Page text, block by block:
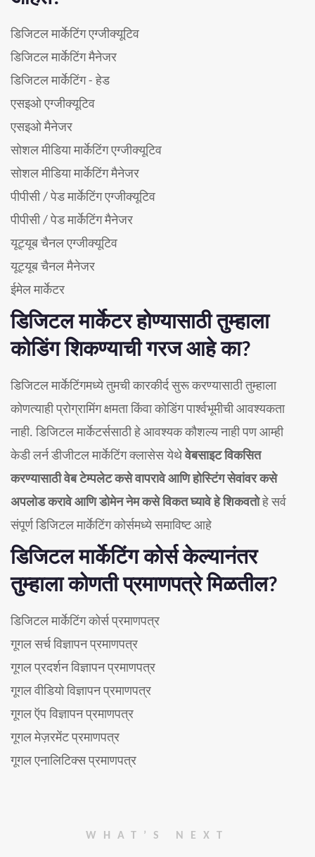
डिजिटल मार्केटिंग एग्जीक्यूटिव
डिजिटल मार्केटिंग मैनेजर
डिजिटल मार्केटिंग - हेड
एसइओ एग्जीक्यूटिव
एसइओ मैनेजर
सोशल मीडिया मार्केटिंग एग्जीक्यूटिव
सोशल मीडिया मार्केटिंग मैनेजर
पीपीसी / पेड मार्केटिंग एग्जीक्यूटिव
पीपीसी / पेड मार्केटिंग मैनेजर
यूट्यूब चैनल एग्जीक्यूटिव
यूट्यूब चैनल मैनेजर
ईमेल मार्केटर
डिजिटल मार्केटर होण्यासाठी तुम्हाला
कोडिंग शिकण्याची गरज आहे का?
डिजिटल मार्केटिंगमध्ये तुमची कारकीर्द सुरू करण्यासाठी तुम्हाला
कोणत्याही प्रोग्रामिंग क्षमता किंवा कोडिंग पार्श्वभूमीची आवश्यकता
नाही. डिजिटल मार्केटर्ससाठी हे आवश्यक कौशल्य नाही पण आम्ही
केडी लर्न डीजीटल मार्केटिंग क्लासेस येथेवेबसाइट विकसित
करण्यासाठी वेब टेम्पलेट कसे वापरावे आणि होस्टिंग सेवांवर कसे
अपलोड करावे आणि डोमेन नेम कसे विकत घ्यावे हे शिकवतोहे सर्व
संपूर्ण डिजिटल मार्केटिंग कोर्समध्ये समाविष्ट आहे
डिजिटल मार्केटिंग कोर्स केल्यानंतर
तुम्हाला कोणती प्रमाणपत्रे मिळतील?
डिजिटल मार्केटिंग कोर्स प्रमाणपत्र
गूगल सर्च विज्ञापन प्रमाणपत्र
गूगल प्रदर्शन विज्ञापन प्रमाणपत्र
गूगल वीडियो विज्ञापन प्रमाणपत्र
गूगल ऍप विज्ञापन प्रमाणपत्र
गूगल मेज़रमेंट प्रमाणपत्र
गूगल एनालिटिक्स प्रमाणपत्र
WHAT’S NEXT